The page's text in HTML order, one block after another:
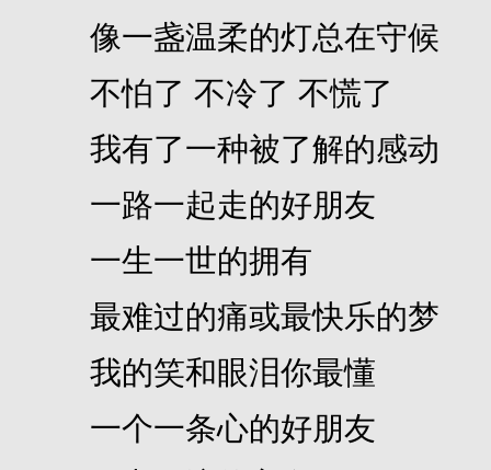
像一盏温柔的灯总在守候
不怕了 不冷了 不慌了
我有了一种被了解的感动
一路一起走的好朋友
一生一世的拥有
最难过的痛或最快乐的梦
我的笑和眼泪你最懂
一个一条心的好朋友